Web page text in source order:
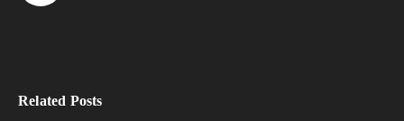
Related Posts